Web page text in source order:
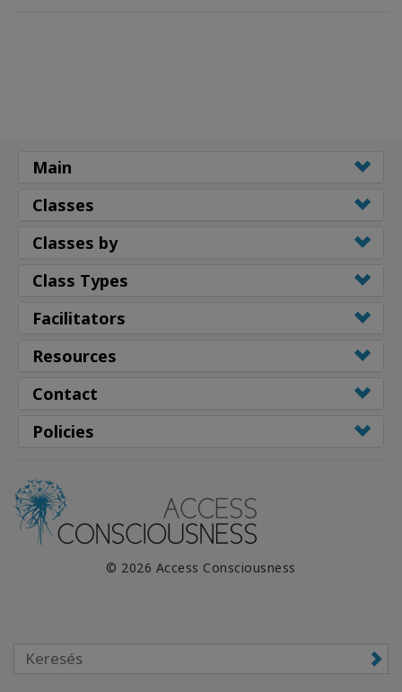
Main
Classes
Classes by
Class Types
Facilitators
Resources
Contact
Policies
© 2026 Access Consciousness